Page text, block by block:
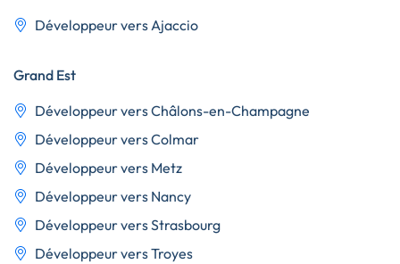
Développeur vers Ajaccio
Grand Est
Développeur vers Châlons-en-Champagne
Développeur vers Colmar
Développeur vers Metz
Développeur vers Nancy
Développeur vers Strasbourg
Développeur vers Troyes